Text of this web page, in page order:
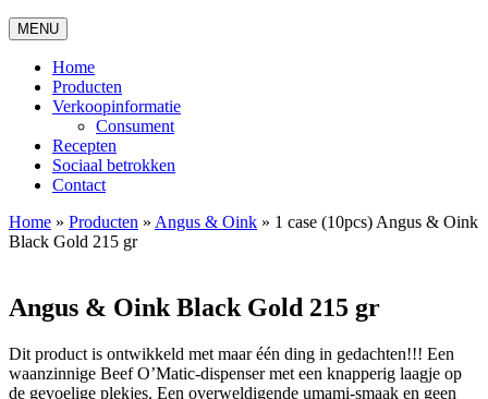
MENU
Home
Producten
Verkoopinformatie
Consument
Recepten
Sociaal betrokken
Contact
Home » Producten » Angus & Oink » 1 case (10pcs) Angus & Oink
Black Gold 215 gr
Angus & Oink Black Gold 215 gr
Dit product is ontwikkeld met maar één ding in gedachten!!! Een
waanzinnige Beef O’Matic-dispenser met een knapperig laagje op
de gevoelige plekjes. Een overweldigende umami-smaak en geen